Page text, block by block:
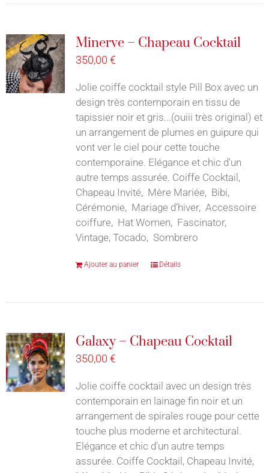
Minerve – Chapeau Cocktail
350,00 €
Jolie coiffe cocktail style Pill Box avec un
design très contemporain en tissu de
tapissier noir et gris...(ouiii très original) et
un arrangement de plumes en guipure qui
vont ver le ciel pour cette touche
contemporaine. Elégance et chic d'un
autre temps assurée. Coiffe Cocktail,
Chapeau Invité, Mère Mariée, Bibi,
Cérémonie, Mariage d’hiver, Accessoire
coiffure, Hat Women, Fascinator,
Vintage, Tocado, Sombrero
Ajouter au panier Détails
Galaxy – Chapeau Cocktail
350,00 €
Jolie coiffe cocktail avec un design très
contemporain en lainage fin noir et un
arrangement de spirales rouge pour cette
touche plus moderne et architectural.
Elégance et chic d'un autre temps
assurée. Coiffe Cocktail, Chapeau Invité,